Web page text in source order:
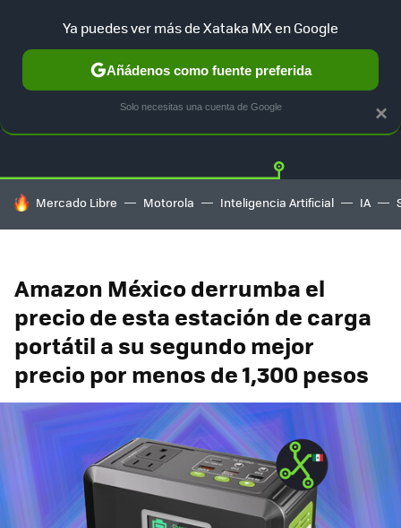
GUÍA DE COMPRAS MERCADO LIBRE
HOY SE HABLA DE
Mercado Libre Motorola Inteligencia Artificial IA
Amazon México derrumba el
precio de esta estación de carga
portátil a su segundo mejor
precio por menos de 1,300 pesos
×
Ya puedes ver más de Xataka MX en Google
Añádenos como fuente preferida
Solo necesitas una cuenta de Google